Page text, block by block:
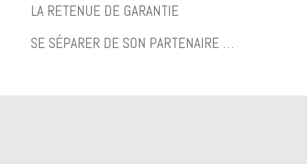
LA RETENUE DE GARANTIE
SE SÉPARER DE SON PARTENAIRE …